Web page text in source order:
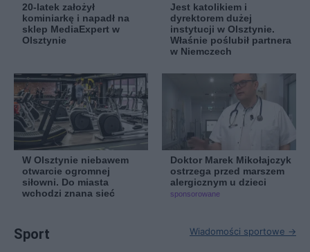
20-latek założył
kominiarkę i napadł na
sklep MediaExpert w
Olsztynie
Jest katolikiem i
dyrektorem dużej
instytucji w Olsztynie.
Właśnie poślubił partnera
w Niemczech
W Olsztynie niebawem
otwarcie ogromnej
siłowni. Do miasta
wchodzi znana sieć
Doktor Marek Mikołajczyk
ostrzega przed marszem
alergicznym u dzieci
sponsorowane
Sport Wiadomości sportowe →